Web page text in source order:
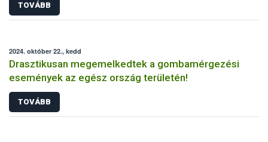
TOVÁBB
2024. október 22., kedd
Drasztikusan megemelkedtek a gombamérgezési
események az egész ország területén!
TOVÁBB